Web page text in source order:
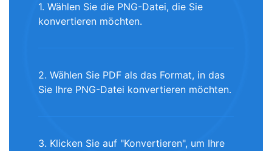
1. Wählen Sie die PNG-Datei, die Sie
konvertieren möchten.
2. Wählen Sie PDF als das Format, in das
Sie Ihre PNG-Datei konvertieren möchten.
3. Klicken Sie auf "Konvertieren", um Ihre